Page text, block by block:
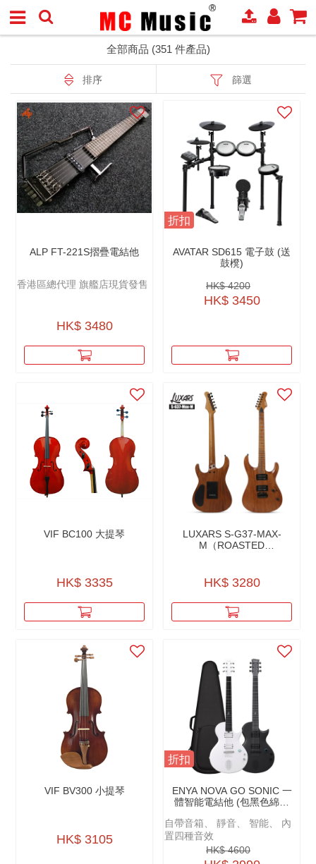
全部商品 (351 件產品)
排序 篩選
ALP FT-221S摺疊電結他
香港區總代理 旗艦店現貨發售
HK$ 3480
折扣
AVATAR SD615 電子鼓 (送
鼓櫈)
HK$ 4200
HK$ 3450
VIF BC100 大提琴
HK$ 3335
LUXARS S-G37-MAX-
M（ROASTED
SYSTEM ELECTRIC
GUITARR）烤桃花心木24
品琴系列電結他
HK$ 3280
VIF BV300 小提琴
HK$ 3105
折扣
ENYA NOVA GO SONIC 一
體智能電結他 (包黑色綿袋
自帶音箱、 靜音、 智能、 內
置四種音效
HK$ 4600